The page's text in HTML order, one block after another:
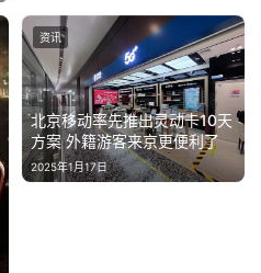
北京移动率先推出灵动卡10天
方案 外籍游客来京更便利了
2025年1月17日
资讯